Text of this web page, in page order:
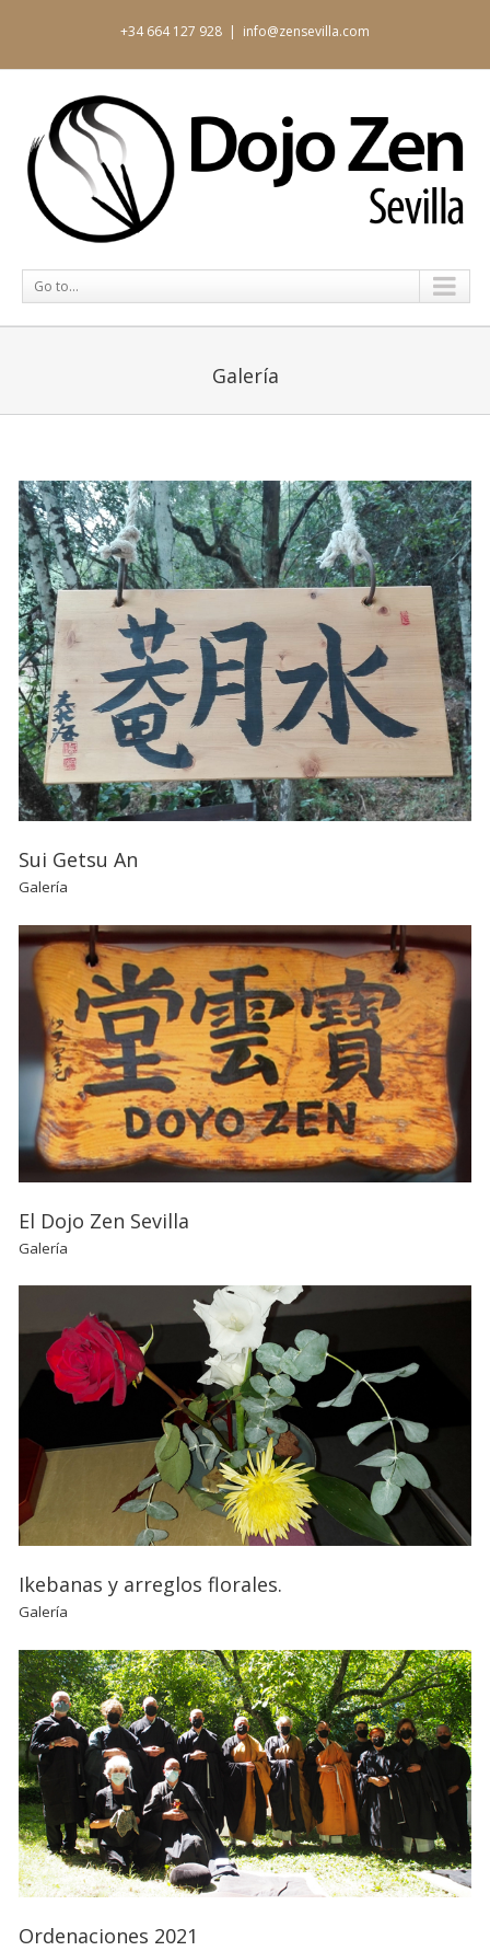
+34 664 127 928 | info@zensevilla.com
Go to...
Galería
Sui Getsu An
Galería
El Dojo Zen Sevilla
Galería
Ikebanas y arreglos florales.
Galería
Ordenaciones 2021